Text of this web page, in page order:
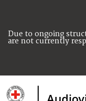
Due to ongoing
are not currently